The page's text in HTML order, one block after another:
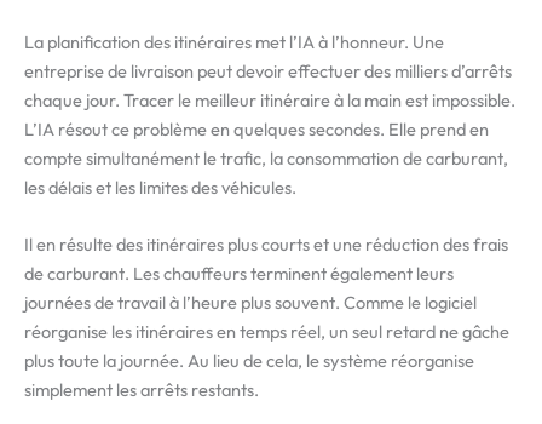
La planification des itinéraires met l’IA à l’honneur. Une
entreprise de livraison peut devoir effectuer des milliers d’arrêts
chaque jour. Tracer le meilleur itinéraire à la main est impossible.
L’IA résout ce problème en quelques secondes. Elle prend en
compte simultanément le trafic, la consommation de carburant,
les délais et les limites des véhicules.
Il en résulte des itinéraires plus courts et une réduction des frais
de carburant. Les chauffeurs terminent également leurs
journées de travail à l’heure plus souvent. Comme le logiciel
réorganise les itinéraires en temps réel, un seul retard ne gâche
plus toute la journée. Au lieu de cela, le système réorganise
simplement les arrêts restants.